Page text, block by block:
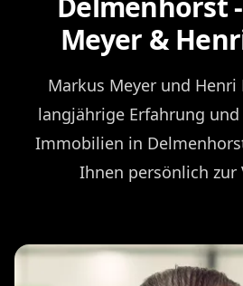
Meyer &
Markus Meyer und
langjährige Erfahrung
Immobilien in
Ihnen persönlich zur